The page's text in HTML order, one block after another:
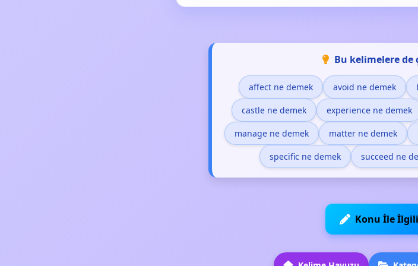
Bu kelimelere de
affect ne demek avoid ne demek
castle ne demek experience ne demek
manage ne demek matter ne demek
specific ne demek succeed ne
Konu İle İlgili